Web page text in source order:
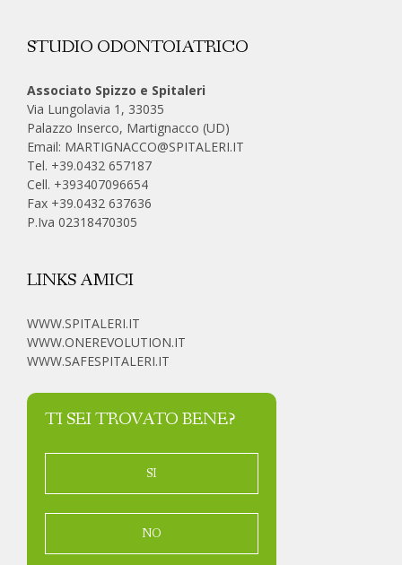
STUDIO ODONTOIATRICO
Associato Spizzo e Spitaleri
Via Lungolavia 1, 33035
Palazzo Inserco, Martignacco (UD)
Email: MARTIGNACCO@SPITALERI.IT
Tel. +39.0432 657187
Cell. +393407096654
Fax +39.0432 637636
P.Iva 02318470305
LINKS AMICI
WWW.SPITALERI.IT
WWW.ONEREVOLUTION.IT
WWW.SAFESPITALERI.IT
TI SEI TROVATO BENE?
SI
NO